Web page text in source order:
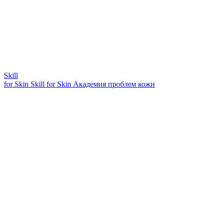
Skill
for Skin Skill for Skin Академия проблем кожи